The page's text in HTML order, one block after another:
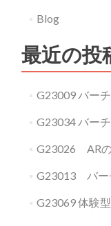
Blog
最近の投
G23009 バー
G23034 バー
G23026 AR
G23013 バー
G23069 体験